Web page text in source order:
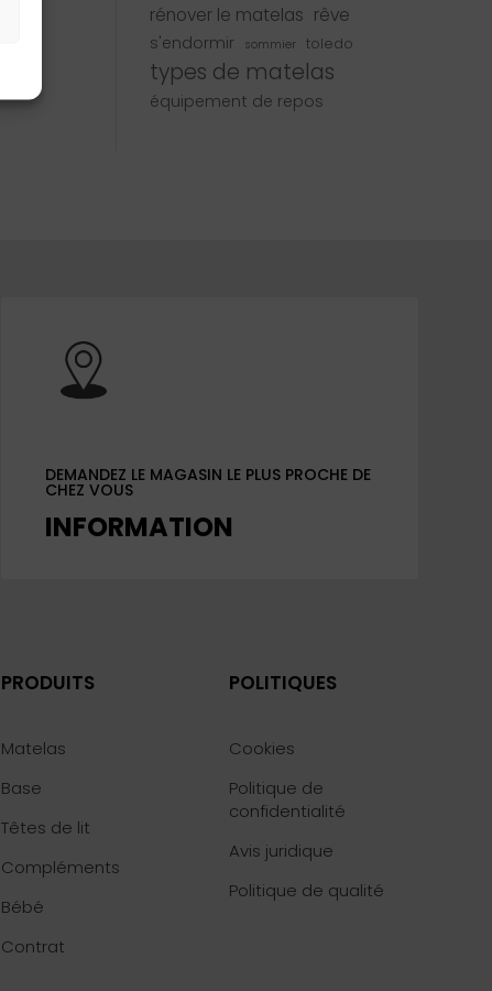
rénover le matelas rêve
s'endormir sommier toledo
types de matelas
équipement de repos
DEMANDEZ LE MAGASIN LE PLUS PROCHE DE
CHEZ VOUS
INFORMATION
PRODUITS
Matelas
Base
Têtes de lit
Compléments
Bébé
Contrat
POLITIQUES
Cookies
Politique de
confidentialité
Avis juridique
Politique de qualité